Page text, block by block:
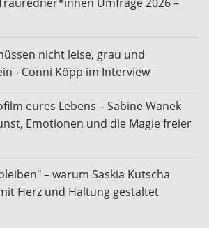
nicht leise, grau und
- Conni Köpp im Interview
eures Lebens – Sabine Wanek
Emotionen und die Magie freier
– warum Saskia Kutscha
Herz und Haltung gestaltet